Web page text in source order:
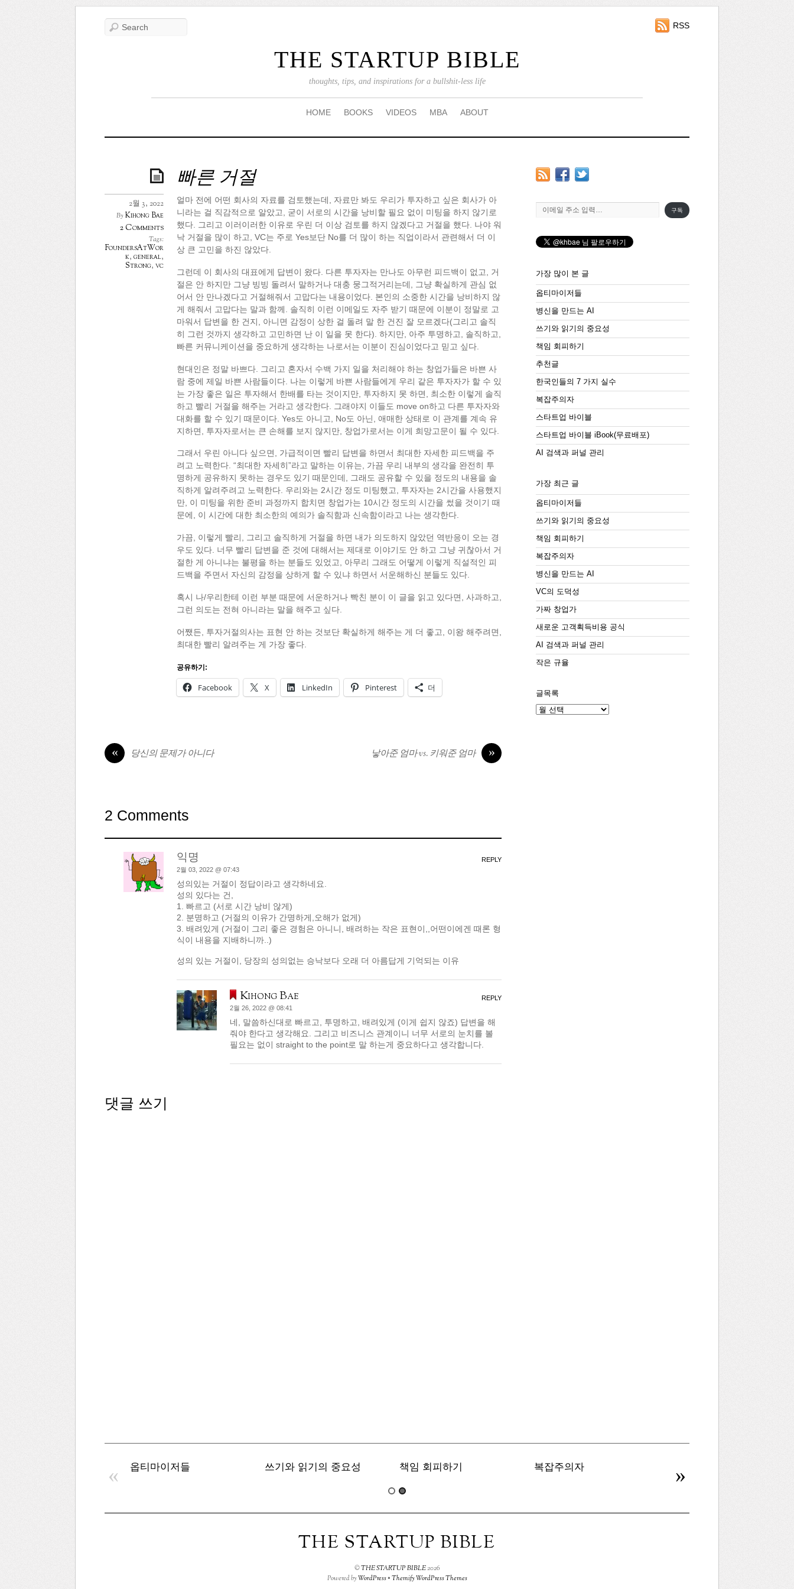
THE STARTUP BIBLE
thoughts, tips, and inspirations for a bullshit-less life
RSS
HOME BOOKS VIDEOS MBA ABOUT
빠른 거절
2월 3, 2022
ByKihong Bae
2 Comments
Tags:
FoundersAtWor
k, general,
Strong, vc
얼마 전에 어떤 회사의 자료를 검토했는데, 자료만 봐도 우리가 투자하고 싶은 회사가 아
니라는 걸 직감적으로 알았고, 굳이 서로의 시간을 낭비할 필요 없이 미팅을 하지 않기로
했다. 그리고 이러이러한 이유로 우린 더 이상 검토를 하지 않겠다고 거절을 했다. 나야 워
낙 거절을 많이 하고, VC는 주로 Yes보단 No를 더 많이 하는 직업이라서 관련해서 더 이
상 큰 고민을 하진 않았다.
그런데 이 회사의 대표에게 답변이 왔다. 다른 투자자는 만나도 아무런 피드백이 없고, 거
절은 안 하지만 그냥 빙빙 돌려서 말하거나 대충 뭉그적거리는데, 그냥 확실하게 관심 없
어서 안 만나겠다고 거절해줘서 고맙다는 내용이었다. 본인의 소중한 시간을 낭비하지 않
게 해줘서 고맙다는 말과 함께. 솔직히 이런 이메일도 자주 받기 때문에 이분이 정말로 고
마워서 답변을 한 건지, 아니면 감정이 상한 걸 돌려 말 한 건진 잘 모르겠다(그리고 솔직
히 그런 것까지 생각하고 고민하면 난 이 일을 못 한다). 하지만, 아주 투명하고, 솔직하고,
빠른 커뮤니케이션을 중요하게 생각하는 나로서는 이분이 진심이었다고 믿고 싶다.
현대인은 정말 바쁘다. 그리고 혼자서 수백 가지 일을 처리해야 하는 창업가들은 바쁜 사
람 중에 제일 바쁜 사람들이다. 나는 이렇게 바쁜 사람들에게 우리 같은 투자자가 할 수 있
는 가장 좋은 일은 투자해서 한배를 타는 것이지만, 투자하지 못 하면, 최소한 이렇게 솔직
하고 빨리 거절을 해주는 거라고 생각한다. 그래야지 이들도 move on하고 다른 투자자와
대화를 할 수 있기 때문이다. Yes도 아니고, No도 아닌, 애매한 상태로 이 관계를 계속 유
지하면, 투자자로서는 큰 손해를 보지 않지만, 창업가로서는 이게 희망고문이 될 수 있다.
그래서 우린 아니다 싶으면, 가급적이면 빨리 답변을 하면서 최대한 자세한 피드백을 주
려고 노력한다. “최대한 자세히”라고 말하는 이유는, 가끔 우리 내부의 생각을 완전히 투
명하게 공유하지 못하는 경우도 있기 때문인데, 그래도 공유할 수 있을 정도의 내용을 솔
직하게 알려주려고 노력한다. 우리와는 2시간 정도 미팅했고, 투자자는 2시간을 사용했지
만, 이 미팅을 위한 준비 과정까지 합치면 창업가는 10시간 정도의 시간을 썼을 것이기 때
문에, 이 시간에 대한 최소한의 예의가 솔직함과 신속함이라고 나는 생각한다.
가끔, 이렇게 빨리, 그리고 솔직하게 거절을 하면 내가 의도하지 않았던 역반응이 오는 경
우도 있다. 너무 빨리 답변을 준 것에 대해서는 제대로 이야기도 안 하고 그냥 귀찮아서 거
절한 게 아니냐는 불평을 하는 분들도 있었고, 아무리 그래도 어떻게 이렇게 직설적인 피
드백을 주면서 자신의 감정을 상하게 할 수 있냐 하면서 서운해하신 분들도 있다.
혹시 나/우리한테 이런 부분 때문에 서운하거나 빡친 분이 이 글을 읽고 있다면, 사과하고,
그런 의도는 전혀 아니라는 말을 해주고 싶다.
어쨌든, 투자거절의사는 표현 안 하는 것보단 확실하게 해주는 게 더 좋고, 이왕 해주려면,
최대한 빨리 알려주는 게 가장 좋다.
공유하기:
Facebook X LinkedIn Pinterest 더
« 당신의 문제가 아니다 »
낳아준 엄마 vs. 키워준 엄마
2 Comments
익명
2월 03, 2022 @ 07:43
성의있는 거절이 정답이라고 생각하네요.
성의 있다는 건,
1. 빠르고 (서로 시간 낭비 않게)
2. 분명하고 (거절의 이유가 간명하게,오해가 없게)
3. 배려있게 (거절이 그리 좋은 경험은 아니니, 배려하는 작은 표현이,,어떤이에겐 때론 형
식이 내용을 지배하니까..)
성의 있는 거절이, 당장의 성의없는 승낙보다 오래 더 아름답게 기억되는 이유
REPLY
Kihong Bae
2월 26, 2022 @ 08:41
네, 말씀하신대로 빠르고, 투명하고, 배려있게 (이게 쉽지 않죠) 답변을 해
줘야 한다고 생각해요. 그리고 비즈니스 관계이니 너무 서로의 눈치를 볼
필요는 없이 straight to the point로 말 하는게 중요하다고 생각합니다.
REPLY
댓글 쓰기
이메일 주소 입력…
구독
가장 많이 본 글
옵티마이저들
병신을 만드는 AI
쓰기와 읽기의 중요성
책임 회피하기
추천글
한국인들의 7 가지 실수
복잡주의자
스타트업 바이블
스타트업 바이블 iBook(무료배포)
AI 검색과 퍼널 관리
가장 최근 글
옵티마이저들
쓰기와 읽기의 중요성
책임 회피하기
복잡주의자
병신을 만드는 AI
VC의 도덕성
가짜 창업가
새로운 고객획득비용 공식
AI 검색과 퍼널 관리
작은 규율
글목록
글
옵티마이저들 쓰기와 읽기의 중요성 책임 회피하기 복잡주의자
« »
THE STARTUP BIBLE
©THE STARTUP BIBLE2026
Powered byWordPress•Themify WordPress Themes